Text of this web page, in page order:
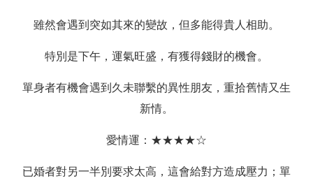
雖然會遇到突如其來的變故，但多能得貴人相助。
特別是下午，運氣旺盛，有獲得錢財的機會。
單身者有機會遇到久未聯繫的異性朋友，重拾舊情又生
新情。
愛情運：★★★★☆
已婚者對另一半別要求太高，這會給對方造成壓力；單